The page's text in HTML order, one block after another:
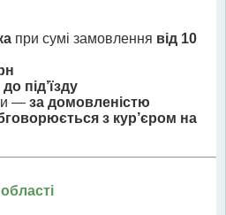
при сумі замовлення від 10
до під’їзду
— за домовленістю
з кур’єром на